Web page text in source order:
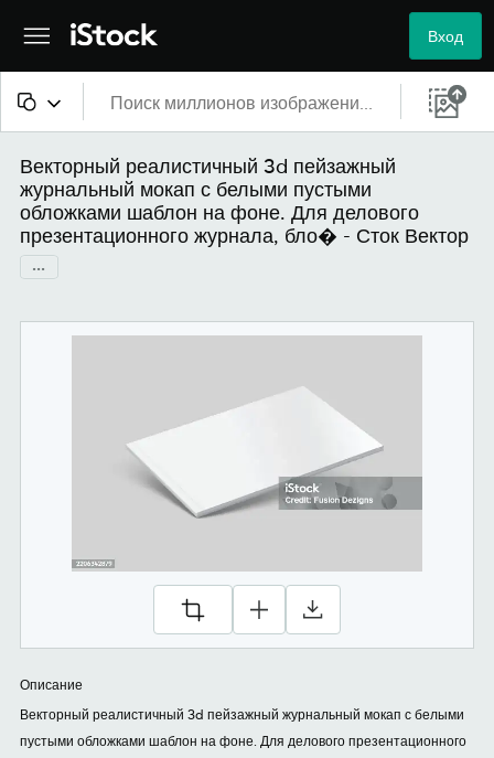
Вход
Все материалы
Изображения
Фотографии
Векторный реалистичный 3d пейзажный
журнальный мокап с белыми пустыми
обложками шаблон на фоне. Для делового
презентационного журнала, бло� - Сток Вектор
...
Описание
Векторный реалистичный 3d пейзажный журнальный мокап с белыми
пустыми обложками шаблон на фоне. Для делового презентационного